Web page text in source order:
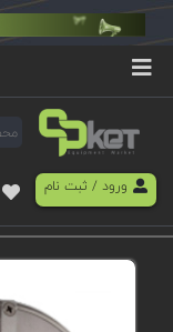
ورود/ ثبت نام